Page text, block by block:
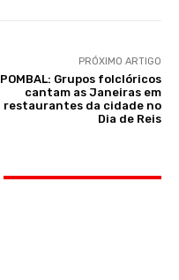
PRÓXIMO ARTIGO
POMBAL: Grupos folclóricos
cantam as Janeiras em
restaurantes da cidade no
Dia de Reis